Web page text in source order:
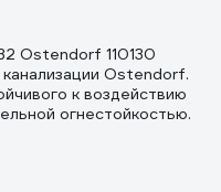
Ostendorf 110130
Ostendorf.
к воздействию
огнестойкостью.